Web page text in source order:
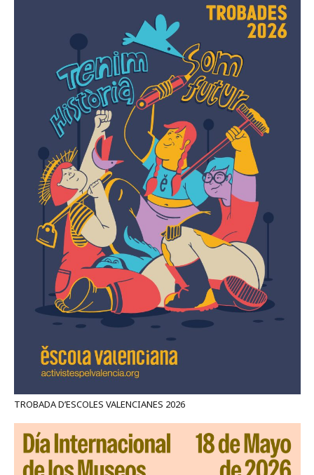
TROBADA D’ESCOLES VALENCIANES 2026